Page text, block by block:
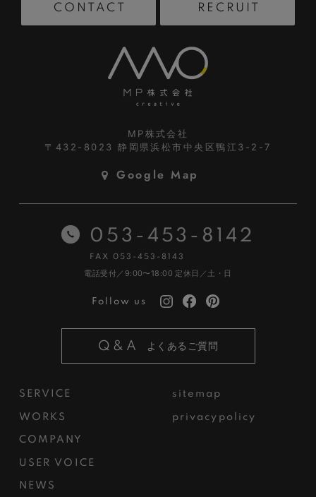
CONTACT RECRUIT
MP株式会社
〒432-8023静岡県浜松市中央区鴨江3-2-7
Google Map
SERVICE
WORKS
COMPANY
USER VOICE
NEWS
sitemap
privacypolicy
053-453-8142
FAX 053-453-8143
電話受付／9:00〜18:00 定休日／土・日
Follow us
Q&A よくあるご質問